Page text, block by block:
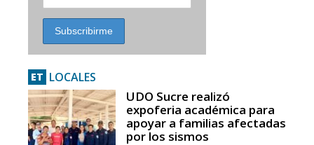
ET LOCALES
UDO Sucre realizó
expoferia académica para
apoyar a familias afectadas
por los sismos